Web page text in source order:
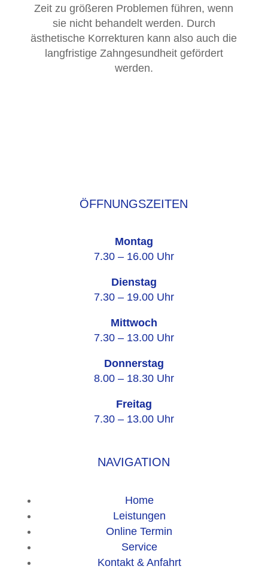
Zeit zu größeren Problemen führen, wenn
sie nicht behandelt werden. Durch
ästhetische Korrekturen kann also auch die
langfristige Zahngesundheit gefördert
werden.
ÖFFNUNGS­ZEITEN
Montag
7.30 – 16.00 Uhr
Dienstag
7.30 – 19.00 Uhr
Mittwoch
7.30 – 13.00 Uhr
Donnerstag
8.00 – 18.30 Uhr
Freitag
7.30 – 13.00 Uhr
NAVIGATION
Home
Leistungen
Online Termin
Service
Kontakt & Anfahrt